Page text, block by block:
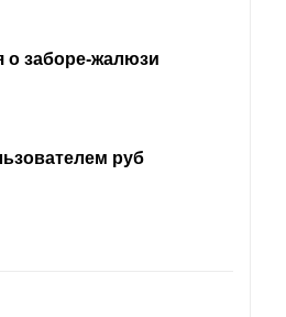
о заборе-жалюзи
руб